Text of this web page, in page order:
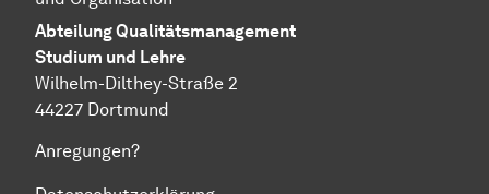
AbteilungQuali­täts­manage­ment
Studium und Lehre
Wilhelm-Dilthey-Straße 2
44227 Dortmund
Anregungen?